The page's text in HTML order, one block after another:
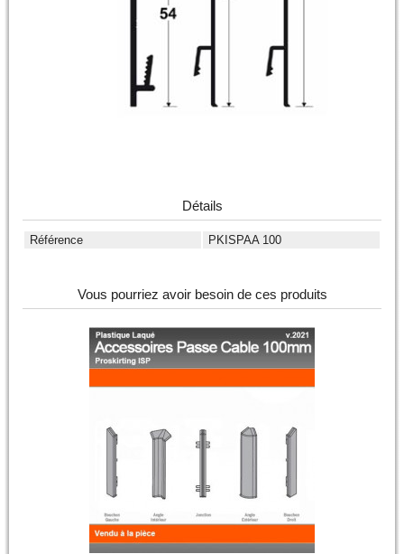
Détails
Référence PKISPAA 100
Vous pourriez avoir besoin de ces produits